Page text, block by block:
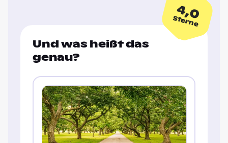
4,0
Sterne
Und was heißt das
genau?